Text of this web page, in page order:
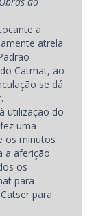
a
atrela
Catmat, ao
se dá
utilização do
uma
os minutos
a aferição
os
para
para